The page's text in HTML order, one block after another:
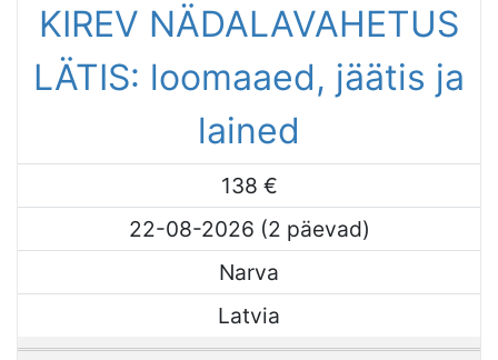
KIREV NÄDALAVAHETUS
LÄTIS: loomaaed, jäätis ja
lained
138 €
22-08-2026 (2 päevad)
Narva
Latvia